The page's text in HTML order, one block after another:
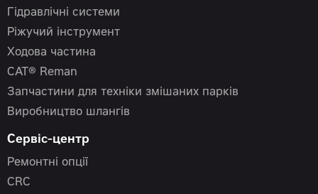
Гідравлічні системи
Ріжучий інструмент
Ходова частина
CAT® Reman
Запчастини для техніки змішаних парків
Виробництво шлангів
Сервіс-центр
Ремонтні опції
CRC